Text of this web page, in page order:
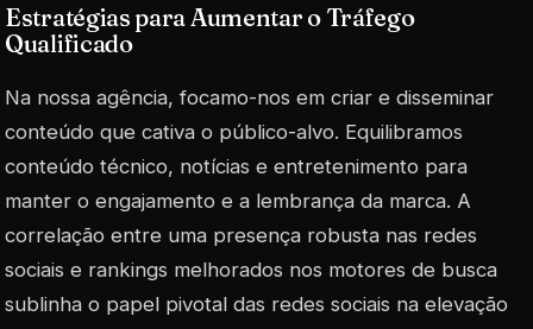
Estratégias para Aumentar o Tráfego
Qualificado
Na nossa agência, focamo-nos em criar e disseminar
conteúdo que cativa o público-alvo. Equilibramos
conteúdo técnico, notícias e entretenimento para
manter o engajamento e a lembrança da marca. A
correlação entre uma presença robusta nas redes
sociais e rankings melhorados nos motores de busca
sublinha o papel pivotal das redes sociais na elevação